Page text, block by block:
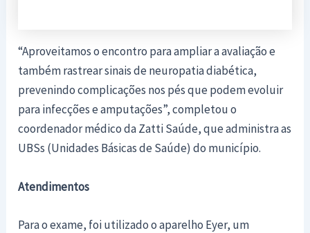
“Aproveitamos o encontro para ampliar a avaliação e
também rastrear sinais de neuropatia diabética,
prevenindo complicações nos pés que podem evoluir
para infecções e amputações”, completou o
coordenador médico da Zatti Saúde, que administra as
UBSs (Unidades Básicas de Saúde) do município.
Atendimentos
Para o exame, foi utilizado o aparelho Eyer, um